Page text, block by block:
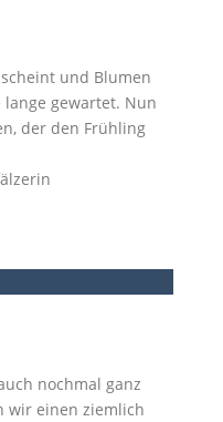
und Blumen
gewartet. Nun
der den Frühling
nochmal ganz
wir einen ziemlich